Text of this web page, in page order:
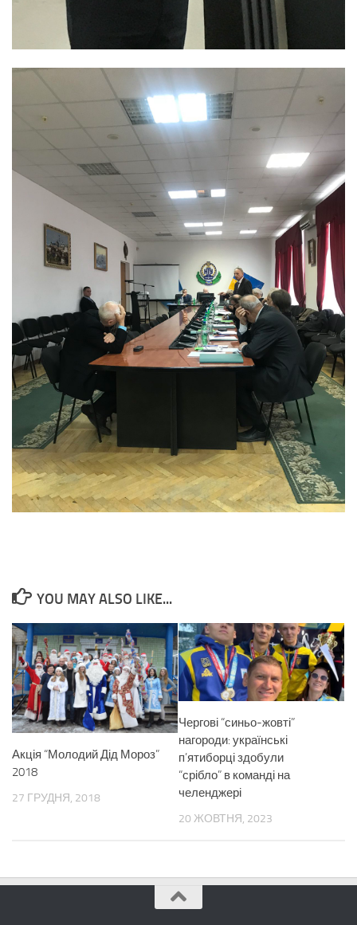
YOU MAY ALSO LIKE...
Акція “Молодий Дід Мороз”
2018
27 ГРУДНЯ, 2018
Чергові “синьо-жовті”
нагороди: українські
п’ятиборці здобули
“срібло” в команді на
челенджері
20 ЖОВТНЯ, 2023